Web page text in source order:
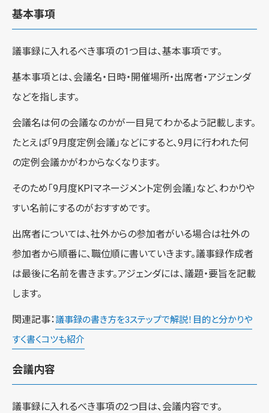
基本事項
議事録に入れるべき事項の1つ目は、基本事項です。
基本事項とは、会議名・日時・開催場所・出席者・アジェンダ
などを指します。
会議名は何の会議なのかが一目見てわかるよう記載します。
たとえば「9月度定例会議」などにすると、9月に行われた何
の定例会議かがわからなくなります。
そのため「9月度KPIマネージメント定例会議」など、わかりや
すい名前にするのがおすすめです。
出席者については、社外からの参加者がいる場合は社外の
参加者から順番に、職位順に書いていきます。議事録作成者
は最後に名前を書きます。アジェンダには、議題・要旨を記載
します。
関連記事： 議事録の書き方を3ステップで解説！目的と分かりや
すく書くコツも紹介
会議内容
議事録に入れるべき事項の2つ目は、会議内容です。